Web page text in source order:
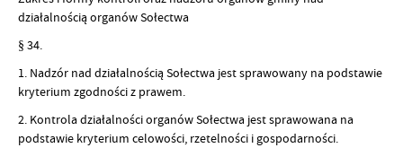
działalnością organów Sołectwa
§ 34.
1. Nadzór nad działalnością Sołectwa jest sprawowany na podstawie
kryterium zgodności z prawem.
2. Kontrola działalności organów Sołectwa jest sprawowana na
podstawie kryterium celowości, rzetelności i gospodarności.